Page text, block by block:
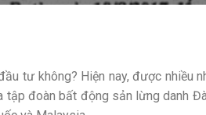
tư không? Hiện nay, được nhiều
tập đoàn bất động sản lừng danh